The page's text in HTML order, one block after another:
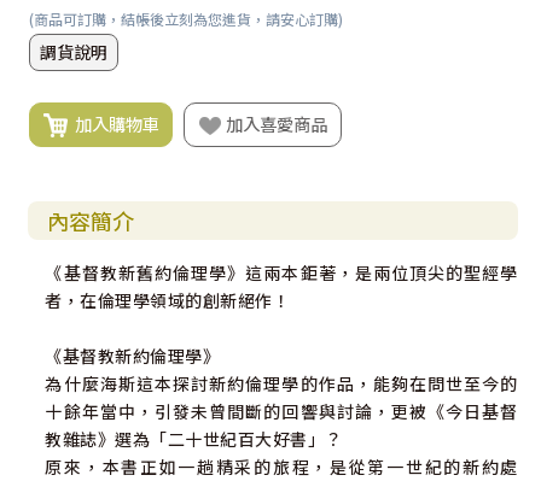
(商品可訂購，結帳後立刻為您進貨，請安心訂購)
調貨說明
加入購物車 加入喜愛商品
內容簡介
《基督教新舊約倫理學》這兩本鉅著，是兩位頂尖的聖經學
者，在倫理學領域的創新絕作！
《基督教新約倫理學》
為什麼海斯這本探討新約倫理學的作品，能夠在問世至今的
十餘年當中，引發未曾間斷的回響與討論，更被《今日基督
教雜誌》選為「二十世紀百大好書」？
原來，本書正如一趟精采的旅程，是從第一世紀的新約處